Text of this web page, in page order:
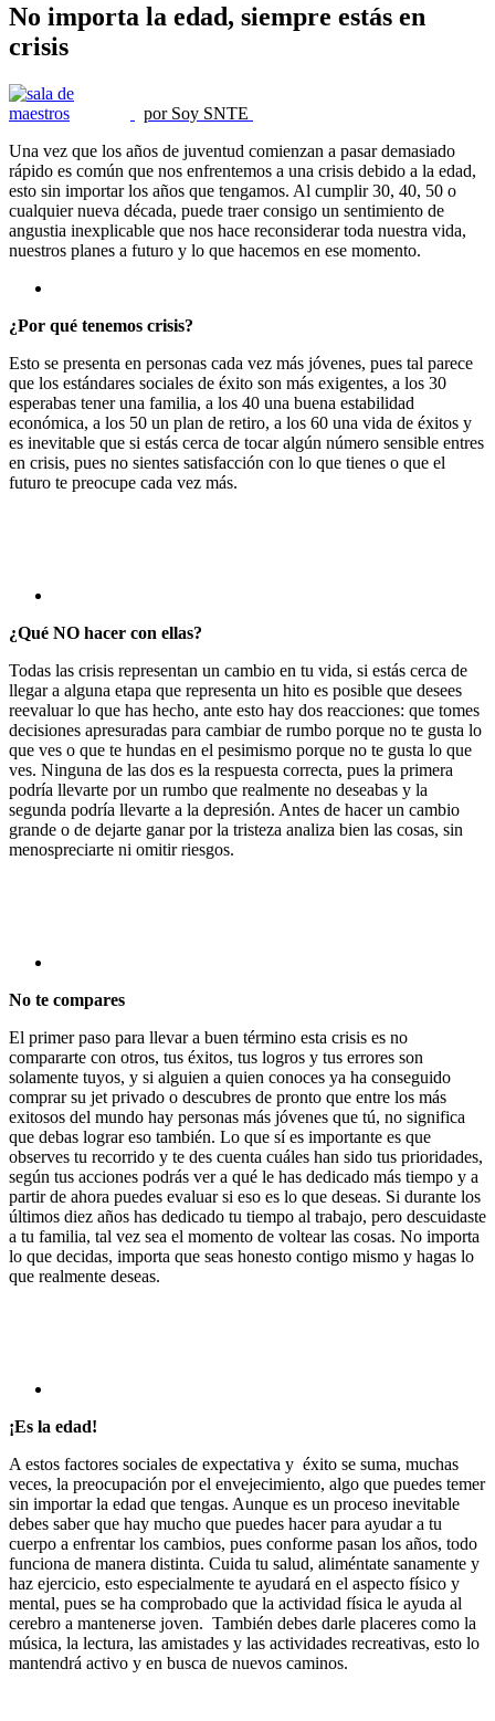
No importa la edad, siempre estás en
crisis
por Soy SNTE
Una vez que los años de juventud comienzan a pasar demasiado
rápido es común que nos enfrentemos a una crisis debido a la edad,
esto sin importar los años que tengamos. Al cumplir 30, 40, 50 o
cualquier nueva década, puede traer consigo un sentimiento de
angustia inexplicable que nos hace reconsiderar toda nuestra vida,
nuestros planes a futuro y lo que hacemos en ese momento.
¿Por qué tenemos crisis?
Esto se presenta en personas cada vez más jóvenes, pues tal parece
que los estándares sociales de éxito son más exigentes, a los 30
esperabas tener una familia, a los 40 una buena estabilidad
económica, a los 50 un plan de retiro, a los 60 una vida de éxitos y
es inevitable que si estás cerca de tocar algún número sensible entres
en crisis, pues no sientes satisfacción con lo que tienes o que el
futuro te preocupe cada vez más.
¿Qué NO hacer con ellas?
Todas las crisis representan un cambio en tu vida, si estás cerca de
llegar a alguna etapa que representa un hito es posible que desees
reevaluar lo que has hecho, ante esto hay dos reacciones: que tomes
decisiones apresuradas para cambiar de rumbo porque no te gusta lo
que ves o que te hundas en el pesimismo porque no te gusta lo que
ves. Ninguna de las dos es la respuesta correcta, pues la primera
podría llevarte por un rumbo que realmente no deseabas y la
segunda podría llevarte a la depresión. Antes de hacer un cambio
grande o de dejarte ganar por la tristeza analiza bien las cosas, sin
menospreciarte ni omitir riesgos.
No te compares
El primer paso para llevar a buen término esta crisis es no
compararte con otros, tus éxitos, tus logros y tus errores son
solamente tuyos, y si alguien a quien conoces ya ha conseguido
comprar su jet privado o descubres de pronto que entre los más
exitosos del mundo hay personas más jóvenes que tú, no significa
que debas lograr eso también. Lo que sí es importante es que
observes tu recorrido y te des cuenta cuáles han sido tus prioridades,
según tus acciones podrás ver a qué le has dedicado más tiempo y a
partir de ahora puedes evaluar si eso es lo que deseas. Si durante los
últimos diez años has dedicado tu tiempo al trabajo, pero descuidaste
a tu familia, tal vez sea el momento de voltear las cosas. No importa
lo que decidas, importa que seas honesto contigo mismo y hagas lo
que realmente deseas.
¡Es la edad!
A estos factores sociales de expectativa y éxito se suma, muchas
veces, la preocupación por el envejecimiento, algo que puedes temer
sin importar la edad que tengas. Aunque es un proceso inevitable
debes saber que hay mucho que puedes hacer para ayudar a tu
cuerpo a enfrentar los cambios, pues conforme pasan los años, todo
funciona de manera distinta. Cuida tu salud, aliméntate sanamente y
haz ejercicio, esto especialmente te ayudará en el aspecto físico y
mental, pues se ha comprobado que la actividad física le ayuda al
cerebro a mantenerse joven. También debes darle placeres como la
música, la lectura, las amistades y las actividades recreativas, esto lo
mantendrá activo y en busca de nuevos caminos.